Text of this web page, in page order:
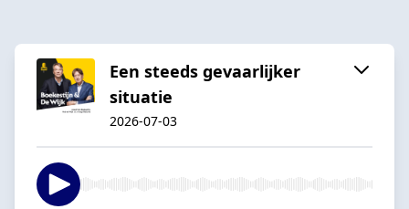
Een steeds gevaarlijker
situatie
2026-07-03